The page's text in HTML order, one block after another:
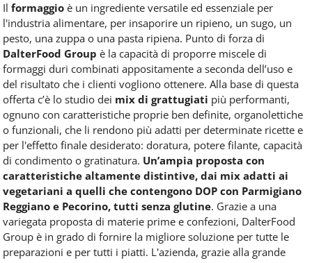
Il formaggio è un ingrediente versatile ed essenziale per
l'industria alimentare, per insaporire un ripieno, un sugo, un
pesto, una zuppa o una pasta ripiena. Punto di forza di
DalterFood Group è la capacità di proporre miscele di
formaggi duri combinati appositamente a seconda dell’uso e
del risultato che i clienti vogliono ottenere. Alla base di questa
offerta c’è lo studio dei mix di grattugiati più performanti,
ognuno con caratteristiche proprie ben definite, organolettiche
o funzionali, che li rendono più adatti per determinate ricette e
per l'effetto finale desiderato: doratura, potere filante, capacità
di condimento o gratinatura. Un’ampia proposta con
caratteristiche altamente distintive, dai mix adatti ai
vegetariani a quelli che contengono DOP con Parmigiano
Reggiano e Pecorino, tutti senza glutine. Grazie a una
variegata proposta di materie prime e confezioni, DalterFood
Group è in grado di fornire la migliore soluzione per tutte le
preparazioni e per tutti i piatti. L'azienda, grazie alla grande